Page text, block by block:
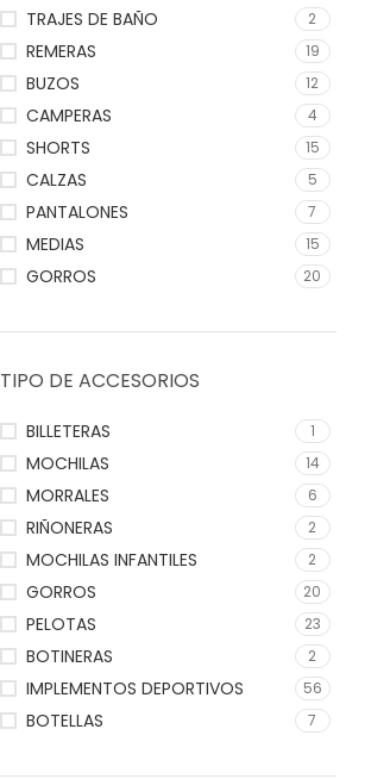
TRAJES DE BAÑO 2
REMERAS 19
BUZOS 12
CAMPERAS 4
SHORTS 15
CALZAS 5
PANTALONES 7
MEDIAS 15
GORROS 20
TIPO DE ACCESORIOS
BILLETERAS 1
MOCHILAS 14
MORRALES 6
RIÑONERAS 2
MOCHILAS INFANTILES 2
GORROS 20
PELOTAS 23
BOTINERAS 2
IMPLEMENTOS DEPORTIVOS 56
BOTELLAS 7